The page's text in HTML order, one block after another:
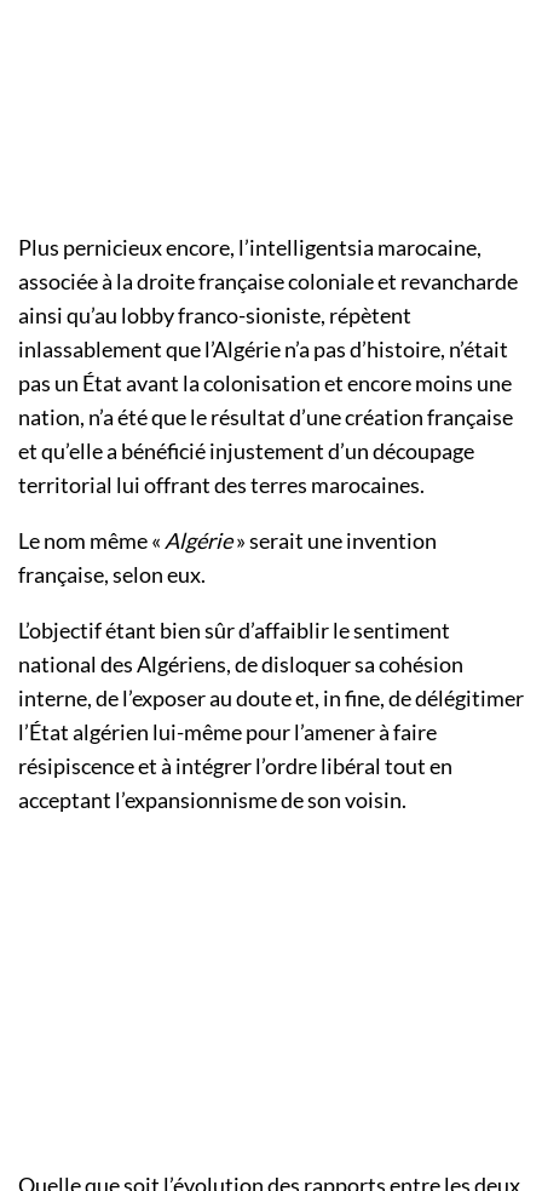
Plus pernicieux encore, l’intelligentsia marocaine,
associée à la droite française coloniale et revancharde
ainsi qu’au lobby franco-sioniste, répètent
inlassablement que l’Algérie n’a pas d’histoire, n’était
pas un État avant la colonisation et encore moins une
nation, n’a été que le résultat d’une création française
et qu’elle a bénéficié injustement d’un découpage
territorial lui offrant des terres marocaines.
Le nom même « Algérie» serait une invention
française, selon eux.
L’objectif étant bien sûr d’affaiblir le sentiment
national des Algériens, de disloquer sa cohésion
interne, de l’exposer au doute et, in fine, de délégitimer
l’État algérien lui-même pour l’amener à faire
résipiscence et à intégrer l’ordre libéral tout en
acceptant l’expansionnisme de son voisin.
Quelle que soit l’évolution des rapports entre les deux